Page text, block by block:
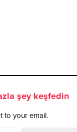
şey keşfedin
to your email.